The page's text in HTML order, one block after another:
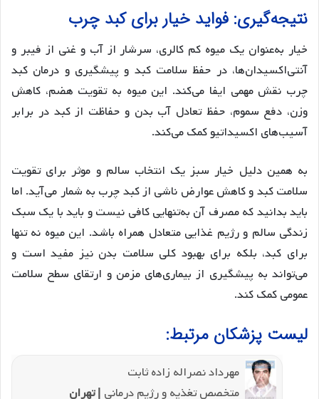
نتیجه‌گیری: فواید خیار برای کبد چرب
خیار به‌عنوان یک میوه کم کالری، سرشار از آب و غنی از فیبر و
آنتی‌اکسیدان‌ها، در حفظ سلامت کبد و پیشگیری و درمان کبد
چرب نقش مهمی ایفا می‌کند. این میوه به تقویت هضم، کاهش
وزن، دفع سموم، حفظ تعادل آب بدن و حفاظت از کبد در برابر
آسیب‌های اکسیداتیو کمک می‌کند.
به همین دلیل خیار سبز یک انتخاب سالم و موثر برای تقویت
سلامت کبد و کاهش عوارض ناشی از کبد چرب به شمار می‌آید. اما
باید بدانید که مصرف آن به‌تنهایی کافی نیست و باید با یک سبک
زندگی سالم و رژیم غذایی متعادل همراه باشد. این میوه نه تنها
برای کبد، بلکه برای بهبود کلی سلامت بدن نیز مفید است و
می‌تواند به پیشگیری از بیماری‌های مزمن و ارتقای سطح سلامت
عمومی کمک کند.
لیست پزشکان مرتبط:
مهرداد نصراله زاده ثابت
متخصص تغذیه و رژیم درمانی | تهران